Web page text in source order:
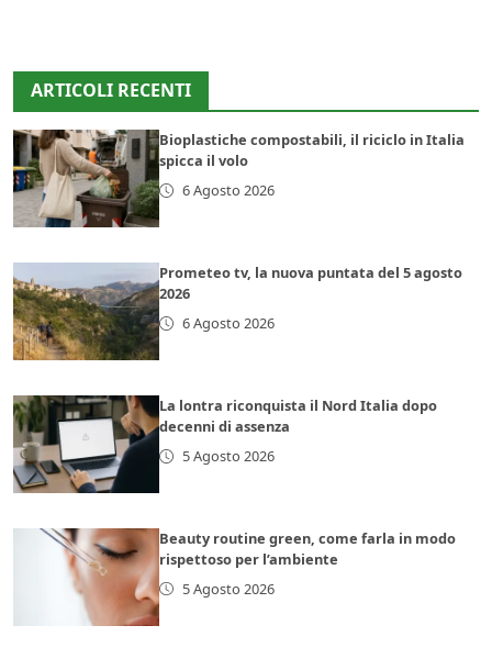
ARTICOLI RECENTI
Bioplastiche compostabili, il riciclo in Italia
spicca il volo
6 Agosto 2026
Prometeo tv, la nuova puntata del 5 agosto
2026
6 Agosto 2026
La lontra riconquista il Nord Italia dopo
decenni di assenza
5 Agosto 2026
Beauty routine green, come farla in modo
rispettoso per l’ambiente
5 Agosto 2026